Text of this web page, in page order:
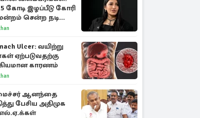
கோடி இழப்பீடு கோரி
சென்ற நடிகை
ஹாசன்!
Ulcer: வயிற்று
ஏற்படுவதற்கு
காரணம்
ஆனந்தை
பேசிய அதிமுக